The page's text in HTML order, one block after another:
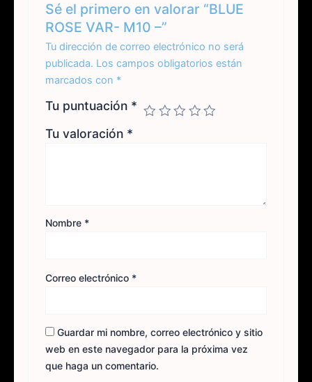
Sé el primero en valorar “BLUE
ROSE VAR- M10 –”
Tu dirección de correo electrónico no será
publicada. Los campos obligatorios están
marcados con *
Tu puntuación *
Tu valoración *
Nombre *
Correo electrónico *
Guardar mi nombre, correo electrónico y sitio
web en este navegador para la próxima vez
que haga un comentario.